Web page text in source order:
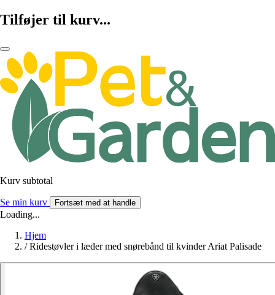
Tilføjer til kurv...
Kurv subtotal
Se min kurv Fortsæt med at handle
Loading...
Hjem
/ Ridestøvler i læder med snørebånd til kvinder Ariat Palisade